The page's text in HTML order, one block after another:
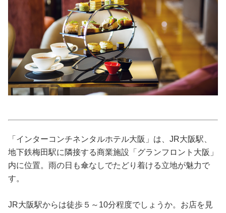
ココロ/カラダ
グルメ
トラベル
性と愛
「インターコンチネンタルホテル大阪」は、JR大阪駅、
地下鉄梅田駅に隣接する商業施設「グランフロント大阪」
内に位置。雨の日も傘なしでたどり着ける立地が魅力で
す。
JR大阪駅からは徒歩５～10分程度でしょうか。お店を見